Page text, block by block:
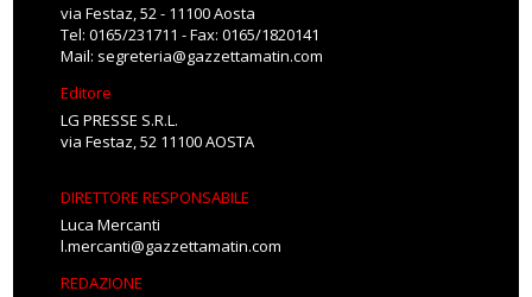
via Festaz, 52 - 11100 Aosta
Tel: 0165/231711 - Fax: 0165/1820141
Mail: segreteria@gazzettamatin.com
Editore
LG PRESSE S.R.L.
via Festaz, 52 11100 AOSTA
DIRETTORE RESPONSABILE
Luca Mercanti
l.mercanti@gazzettamatin.com
REDAZIONE